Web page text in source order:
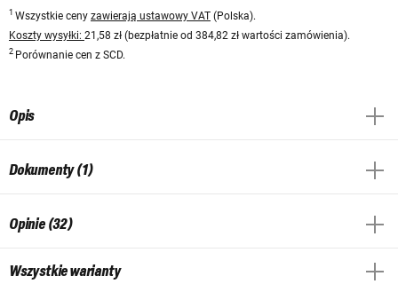
1 Wszystkie ceny zawierają ustawowy VAT (Polska).
Koszty wysyłki: 21,58 zł (bezpłatnie od 384,82 zł wartości zamówienia).
2 Porównanie cen z SCD.
Opis
Dokumenty (1)
Opinie (32)
Wszystkie warianty